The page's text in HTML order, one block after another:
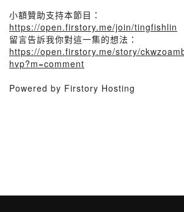
小額贊助支持本節目：
https://open.firstory.me/join/tingfishlin
留言告訴我你對這一集的想法：
https://open.firstory.me/story/
hvp?m=comment
Powered by Firstory Hosting